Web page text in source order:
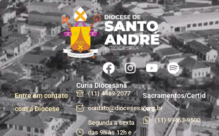
Entre em contato
com a Diocese
Cúria Diocesana
(11) 4469-2077
contato@diocesesa.org.br
Segunda a sexta
das 9h às 12h e
Sacramentos/Certid
ões
(11) 99463-9500